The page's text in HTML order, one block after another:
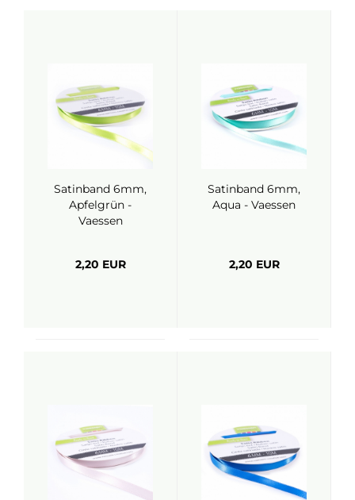
Satinband 6mm,
Apfelgrün -
Vaessen
2,20 EUR
Satinband 6mm,
Aqua - Vaessen
2,20 EUR